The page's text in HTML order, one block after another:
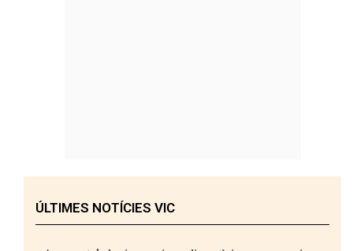
ÚLTIMES NOTÍCIES VIC